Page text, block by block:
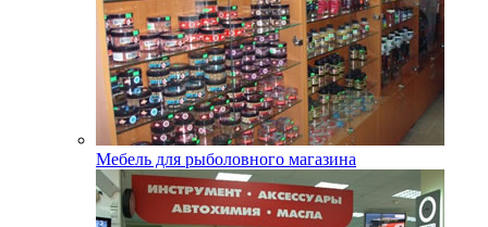
Мебель для рыболовного магазина